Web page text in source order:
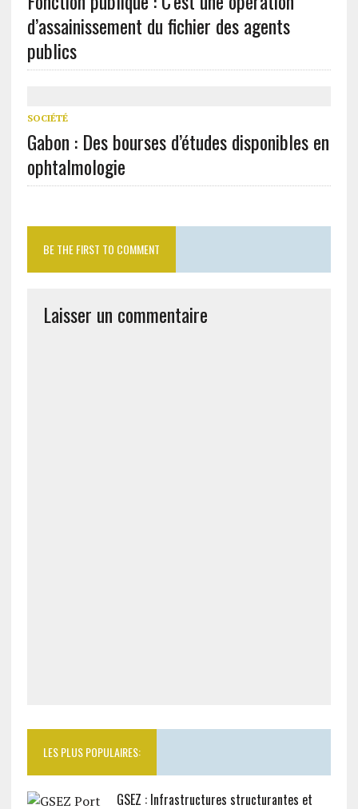
d’assainissement du fichier des agents
publics
SOCIÉTÉ
Gabon : Des bourses d’études disponibles en
ophtalmologie
BE THE FIRST TO COMMENT
Laisser un commentaire
LES PLUS POPULAIRES:
GSEZ : Infrastructures structurantes et